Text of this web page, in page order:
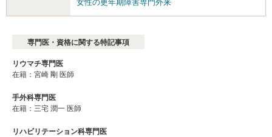
女性の更年期障害専門外来
専門医・資格に関する特記事項
リウマチ専門医
在籍：宮崎 剛 医師
手外科専門医
在籍：三宅 潤一 医師
リハビリテーション科専門医